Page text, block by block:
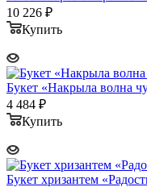
10 226 ₽
Купить
Букет «Накрыла волна
4 484 ₽
Купить
Букет хризантем